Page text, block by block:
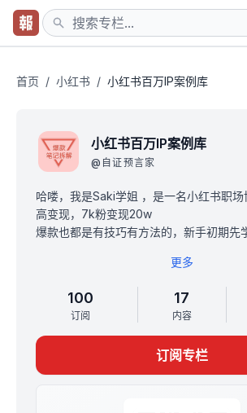
首页 / 小红书 / 小红书百万IP案例库
小红书百万IP案例库
@ 自证预言家
哈喽，我是Saki学姐 ，是一名小红书职
高变现，7k粉变现20w
爆款也都是有技巧有方法的，新手初期先
希望这个小册子帮助你以终为始规划自己
径，让你的账号一开始就有明确方向，实
购买后加微信Gemmisaki，添加后备注“小
一份《小红书吸睛笔记封面
一共更新66篇
更多
100
订阅
17
内容
订阅专栏